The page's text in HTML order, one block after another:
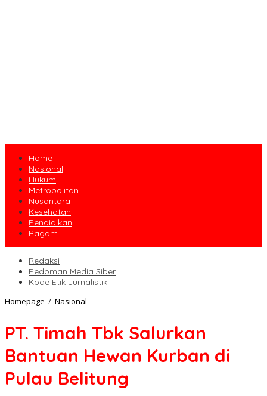
Home
Nasional
Hukum
Metropolitan
Nusantara
Kesehatan
Pendidikan
Ragam
Redaksi
Pedoman Media Siber
Kode Etik Jurnalistik
Homepage / Nasional
Salurkan
Hewan
Kurban
di
Pulau
PT. Timah Tbk Salurkan
Bantuan Hewan Kurban di
Pulau Belitung